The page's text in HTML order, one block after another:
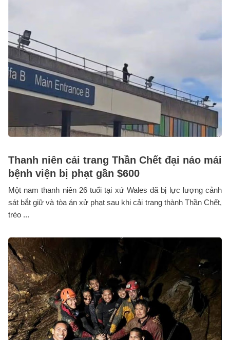
Thanh niên cải trang Thần Chết đại náo mái
bệnh viện bị phạt gần $600
Một nam thanh niên 26 tuổi tại xứ Wales đã bị lực lượng cảnh
sát bắt giữ và tòa án xử phạt sau khi cải trang thành Thần Chết,
trèo ...